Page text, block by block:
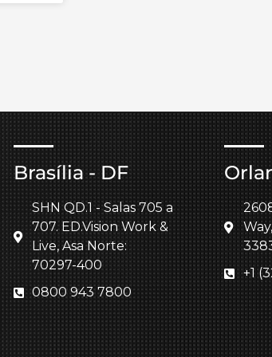
Brasília - DF
SHN QD.1 - Salas 705 a
707. ED.Vision Work &
Live, Asa Norte:
70297-400
0800 943 7800
+1